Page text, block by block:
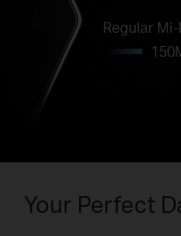
Regular Mi-
Your Perfect